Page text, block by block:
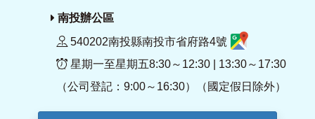
南投辦公區
540202南投縣南投市省府路4號
星期一至星期五8:30～12:30 | 13:30～17:30
（公司登記：9:00～16:30）（國定假日除外）